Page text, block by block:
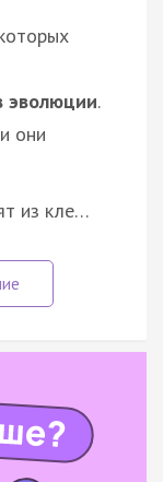
эволюции.
они
из кле…